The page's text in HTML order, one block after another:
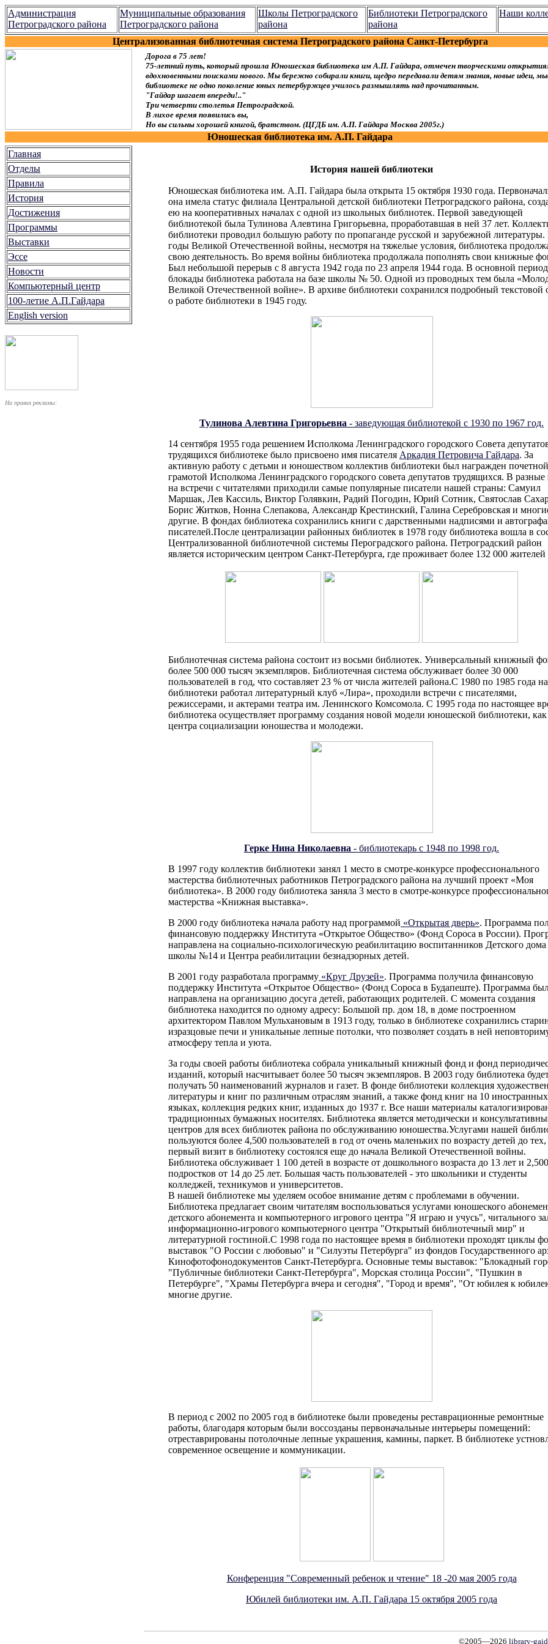
Администрация
Петроградского района
Муниципальные образования
Петроградского района
Школы Петроградского
района
Библиотеки Петроградского
района
Наши
Дорога в 75 лет!
75-летний путь, который прошла Юношеская библиотека им А.П. Гайдара, отмечен творческими
вдохновенными поисками нового. Мы бережно собирали книги, щедро передавали детям знания, новые идеи,
библиотеке не одно поколение юных петербуржцев училось размышлять над прочитанным.
"Гайдар шагает впереди!.."
Три четверти столетья Петроградской.
В лихое время появились вы,
Но вы сильны хорошей книгой, братством. (ЦГДБ им. А.П. Гайдара Москва 2005г.)
Централизованная библиотечная система Петроградского района Санкт-Петербурга
Главная
Отделы
Правила
История
Достижения
Программы
Выставки
Эссе
Новости
Компьютерный центр
100-летие А.П.Гайдара
English version
На правах рекламы:
История нашей библиотеки
Юношеская библиотека им. А.П. Гайдара была открыта 15 октября 1930 года.
она имела статус филиала Центральной детской библиотеки Петроградского района,
ею на кооперативных началах с одной из школьных библиотек. Первой заведующей
библиотекой была Тулинова Алевтина Григорьевна, проработавшая в ней 37 лет.
библиотеки проводил большую работу по пропаганде русской и зарубежной литературы.
годы Великой Отечественной войны, несмотря на тяжелые условия, библиотека
свою деятельность. Во время войны библиотека продолжала пополнять свои книжные
Был небольшой перерыв с 8 августа 1942 года по 23 апреля 1944 года. В основной период
блокады библиотека работала на базе школы № 50. Одной из проводных тем была
Великой Отечественной войне». В архиве библиотеки сохранился подробный текстовой
о работе библиотеки в 1945 году.
Тулинова Алевтина Григорьевна - заведующая библиотекой с 1930 по 1967 год.
14 сентября 1955 года решением Исполкома Ленинградского городского Совета
трудящихся библиотеке было присвоено имя писателя Аркадия Петровича Гайдара. За
активную работу с детьми и юношеством коллектив библиотеки был награжден почетной
грамотой Исполкома Ленинградского городского совета депутатов трудящихся. В
на встречи с читателями приходили самые популярные писатели нашей страны: Самуил
Маршак, Лев Кассиль, Виктор Голявкин, Радий Погодин, Юрий Сотник, Святослав
Борис Житков, Нонна Слепакова, Александр Крестинский, Галина Серебровская и
другие. В фондах библиотека сохранились книги с дарственными надписями и
писателей.После централизации районных библиотек в 1978 году библиотека вошла в
Централизованной библиотечной системы Пероградского района. Петроградский район
является историческим центром Санкт-Петербурга, где проживает более 132 000 жителей
Библиотечная система района состоит из восьми библиотек. Универсальный книжный
более 500 000 тысяч экземпляров. Библиотечная система обслуживает более 30 000
пользователей в год, что составляет 23 % от числа жителей района.С 1980 по 1985 года
библиотеки работал литературный клуб «Лира», проходили встречи с писателями,
режиссерами, и актерами театра им. Ленинского Комсомола. С 1995 года по настоящее
библиотека осуществляет программу создания новой модели юношеской библиотеки, как
центра социализации юношества и молодежи.
Герке Нина Николаевна - библиотекарь с 1948 по 1998 год.
В 1997 году коллектив библиотеки занял 1 место в смотре-конкурсе профессионального
мастерства библиотечных работников Петроградского района на лучший проект «Моя
библиотека». В 2000 году библиотека заняла 3 место в смотре-конкурсе
мастерства «Книжная выставка».
В 2000 году библиотека начала работу над программой «Открытая дверь». Программа
финансовую поддержку Института «Открытое Общество» (Фонд Сороса в России).
направлена на социально-психологическую реабилитацию воспитанников Детского дома
школы №14 и Центра реабилитации безнадзорных детей.
В 2001 году разработала программу «Круг Друзей». Программа получила финансовую
поддержку Института «Открытое Общество» (Фонд Сороса в Будапеште). Программа
направлена на организацию досуга детей, работающих родителей. С момента создания
библиотека находится по одному адресу: Большой пр. дом 18, в доме построенном
архитектором Павлом Мульхановым в 1913 году, только в библиотеке сохранились
изразцовые печи и уникальные лепные потолки, что позволяет создать в ней
атмосферу тепла и уюта.
За годы своей работы библиотека собрала уникальный книжный фонд и фонд
изданий, который насчитывает более 50 тысяч экземпляров. В 2003 году библиотека
получать 50 наименований журналов и газет. В фонде библиотеки коллекция
литературы и книг по различным отраслям знаний, а также фонд книг на 10 иностранных
языках, коллекция редких книг, изданных до 1937 г. Все наши материалы
традиционных бумажных носителях. Библиотека является методически и
центров для всех библиотек района по обслуживанию юношества.Услугами нашей
пользуются более 4,500 пользователей в год от очень маленьких по возрасту детей до тех,
первый визит в библиотеку состоялся еще до начала Великой Отечественной войны.
Библиотека обслуживает 1 100 детей в возрасте от дошкольного возраста до 13 лет и 2,500
подростков от 14 до 25 лет. Большая часть пользователей - это школьники и студенты
колледжей, техникумов и университетов.
В нашей библиотеке мы уделяем особое внимание детям с проблемами в обучении.
Библиотека предлагает своим читателям воспользоваться услугами юношеского
детского абонемента и компьютерного игрового центра "Я играю и учусь", читального
информационно-игрового компьютерного центра "Открытый библиотечный мир" и
литературной гостиной.С 1998 года по настоящее время в библиотеки проходят циклы
выставок "О России с любовью" и "Силуэты Петербурга" из фондов Государственного
Кинофотофонодокументов Санкт-Петербурга. Основные темы выставок: "Блокадный
"Публичные библиотеки Санкт-Петербурга", Морская столица России", "Пушкин в
Петербурге", "Храмы Петербурга вчера и сегодня", "Город и время", "От юбилея к
многие другие.
В период с 2002 по 2005 год в библиотеке были проведены реставрационные ремонтные
работы, благодаря которым были воссозданы первоначальные интерьеры помещений:
отреставрированы потолочные лепные украшения, камины, паркет. В библиотеке
современное освещение и коммуникации.
Конференция "Современный ребенок и чтение" 18 -20 мая 2005 года
Юбилей библиотеки им. А.П. Гайдара 15 октября 2005 года
©2005—2026 library-
Юношеская библиотека им. А.П. Гайдара